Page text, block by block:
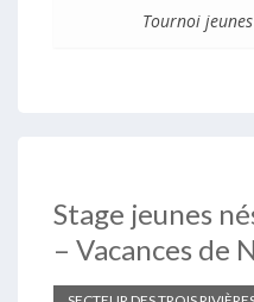
Tournoi
Stage jeunes
– Vacances de